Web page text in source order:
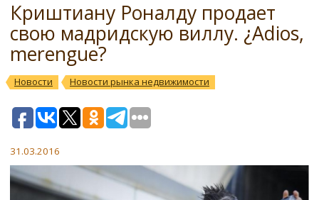
Криштиану Роналду продает
свою мадридскую виллу. ¿Adios,
merengue?
Новости Новости рынка недвижимости
31.03.2016